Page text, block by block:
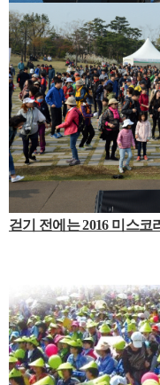
걷기 전에는 2016 미스